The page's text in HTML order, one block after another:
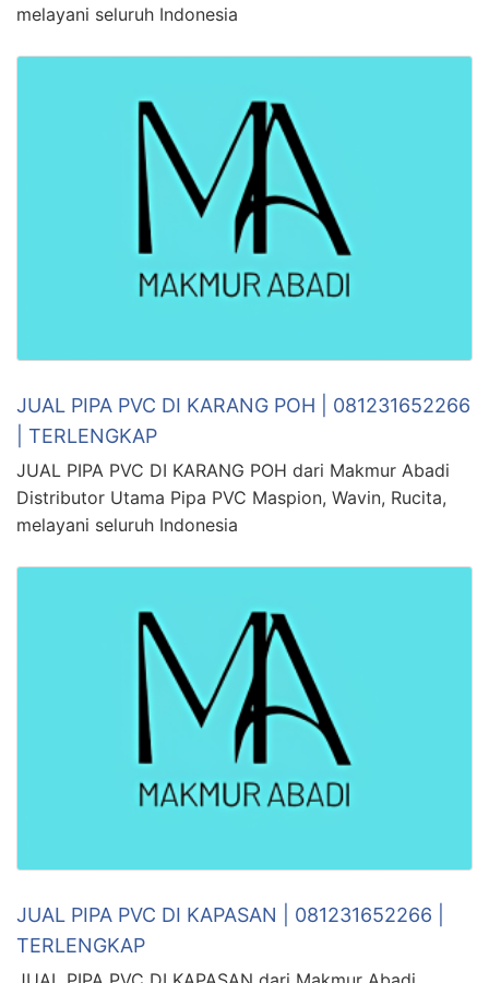
melayani seluruh Indonesia
JUAL PIPA PVC DI KARANG POH | 081231652266
| TERLENGKAP
JUAL PIPA PVC DI KARANG POH dari Makmur Abadi
Distributor Utama Pipa PVC Maspion, Wavin, Rucita,
melayani seluruh Indonesia
JUAL PIPA PVC DI KAPASAN | 081231652266 |
TERLENGKAP